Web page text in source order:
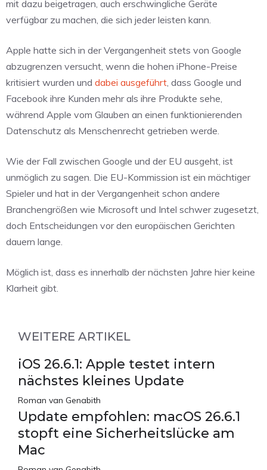
mit dazu beigetragen, auch erschwingliche Geräte
verfügbar zu machen, die sich jeder leisten kann.
Apple hatte sich in der Vergangenheit stets von Google
abzugrenzen versucht, wenn die hohen iPhone-Preise
kritisiert wurden und dabei ausgeführt, dass Google und
Facebook ihre Kunden mehr als ihre Produkte sehe,
während Apple vom Glauben an einen funktionierenden
Datenschutz als Menschenrecht getrieben werde.
Wie der Fall zwischen Google und der EU ausgeht, ist
unmöglich zu sagen. Die EU-Kommission ist ein mächtiger
Spieler und hat in der Vergangenheit schon andere
Branchengrößen wie Microsoft und Intel schwer zugesetzt,
doch Entscheidungen vor den europäischen Gerichten
dauern lange.
Möglich ist, dass es innerhalb der nächsten Jahre hier keine
Klarheit gibt.
WEITERE ARTIKEL
iOS 26.6.1: Apple testet intern
nächstes kleines Update
Roman van Genabith
Update empfohlen: macOS 26.6.1
stopft eine Sicherheitslücke am
Mac